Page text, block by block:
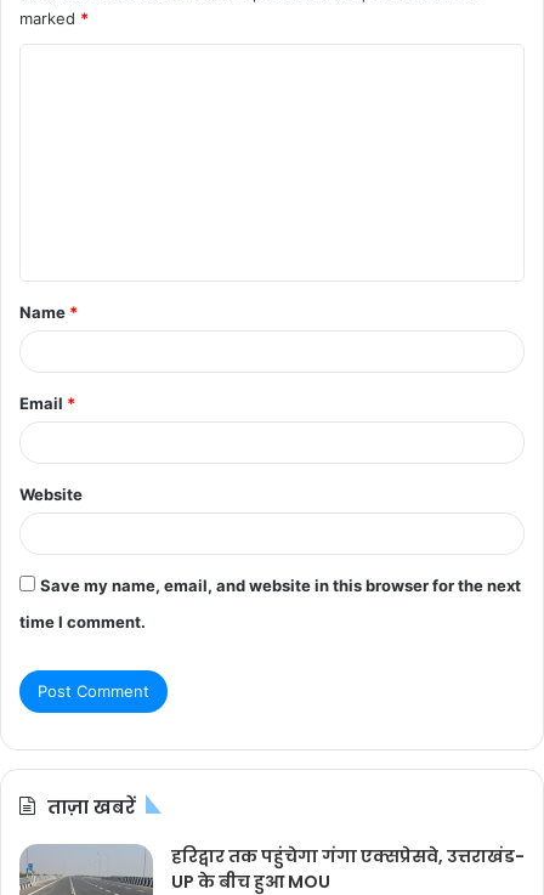
marked *
t
*
Name *
Email *
Website
Save my name, email, and website in this browser for the next
time I comment.
ताज़ा खबरें
हरिद्वार तक पहुंचेगा गंगा एक्सप्रेसवे, उत्तराखंड-
UP के बीच हुआ MOU